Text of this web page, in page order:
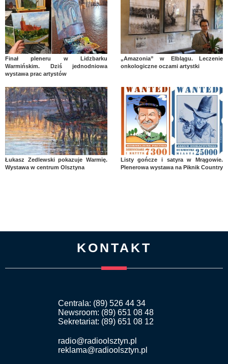
Finał pleneru w Lidzbarku
Warmińskim. Dziś jednodniowa
wystawa prac artystów
„Amazonia” w Elblągu. Leczenie
onkologiczne oczami artystki
Łukasz Zedlewski pokazuje Warmię.
Wystawa w centrum Olsztyna
Listy gończe i satyra w Mrągowie.
Plenerowa wystawa na Piknik Country
KONTAKT
Centrala: (89) 526 44 34
Newsroom: (89) 651 08 48
Sekretariat: (89) 651 08 12
radio@radioolsztyn.pl
reklama@radioolsztyn.pl